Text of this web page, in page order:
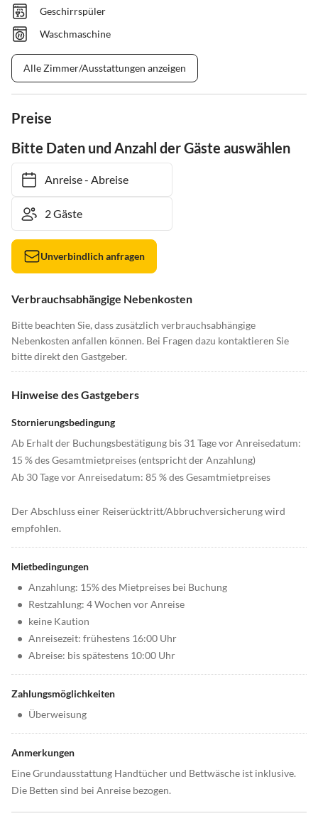
Geschirrspüler
Waschmaschine
Alle Zimmer/Ausstattungen anzeigen
Preise
Bitte Daten und Anzahl der Gäste auswählen
Anreise- Abreise
Unverbindlich anfragen
Verbrauchsabhängige Nebenkosten
Bitte beachten Sie, dass zusätzlich verbrauchsabhängige
Nebenkosten anfallen können. Bei Fragen dazu kontaktieren Sie
bitte direkt den Gastgeber.
Hinweise des Gastgebers
Stornierungsbedingung
Ab Erhalt der Buchungsbestätigung bis 31 Tage vor Anreisedatum:
15 % des Gesamtmietpreises (entspricht der Anzahlung)
Ab 30 Tage vor Anreisedatum: 85 % des Gesamtmietpreises
Der Abschluss einer Reiserücktritt/Abbruchversicherung wird
empfohlen.
Mietbedingungen
• Anzahlung: 15% des Mietpreises bei Buchung
• Restzahlung: 4 Wochen vor Anreise
• keine Kaution
• Anreisezeit: frühestens 16:00 Uhr
• Abreise: bis spätestens 10:00 Uhr
Zahlungsmöglichkeiten
• Überweisung
Anmerkungen
Eine Grundausstattung Handtücher und Bettwäsche ist inklusive.
Die Betten sind bei Anreise bezogen.